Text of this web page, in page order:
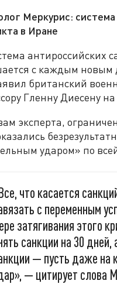
Меркурис:
в Иране
антироссийских
с каждым
британский
Гленну Диесену
эксперта,
ударом» по
что касается
с переменным
затягивания этого
санкции на 30
— пусть даже на
— цитирует слова